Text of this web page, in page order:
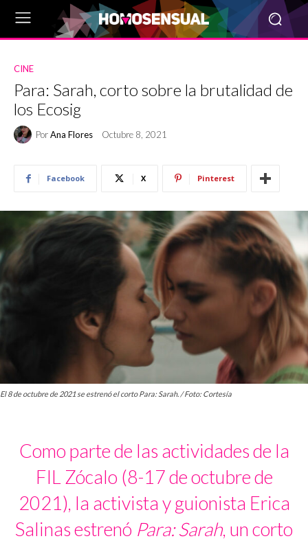
CINE
Para: Sarah, corto sobre la brutalidad de
los Ecosig
PorAna Flores Octubre 8, 2021
Facebook X Pinterest
El 8 de octubre de 2021 se estrenó el corto Para: Sarah. / Foto: Cortesía
Como parte de las actividades de la
FIL Zócalo (8-17 de octubre de
2021), la activista y guionista Erica
Salinas estrenó Para: Sarah, un corto